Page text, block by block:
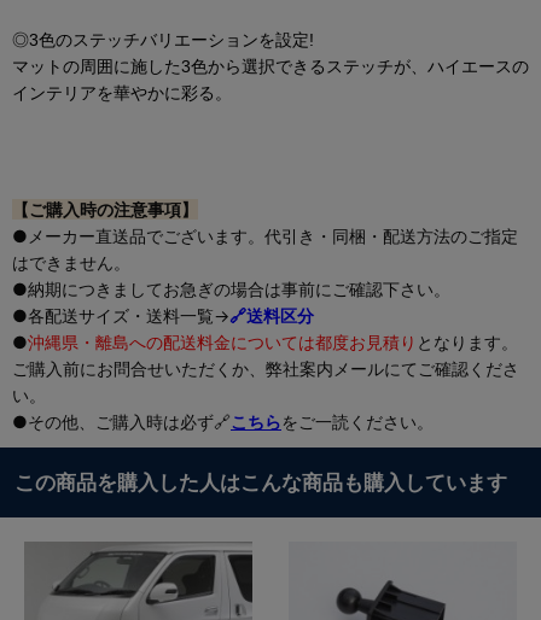
◎3色のステッチバリエーションを設定!
マットの周囲に施した3色から選択できるステッチが、ハイエースの
インテリアを華やかに彩る。
【ご購入時の注意事項】
●メーカー直送品でございます。代引き・同梱・配送方法のご指定
はできません。
●納期につきましてお急ぎの場合は事前にご確認下さい。
●各配送サイズ・送料一覧→🔗送料区分
●沖縄県・離島への配送料金については都度お見積り となります。
ご購入前にお問合せいただくか、弊社案内メールにてご確認くださ
い。
●その他、ご購入時は必ず🔗こちらをご一読ください。
この商品を購入した人はこんな商品も購入しています